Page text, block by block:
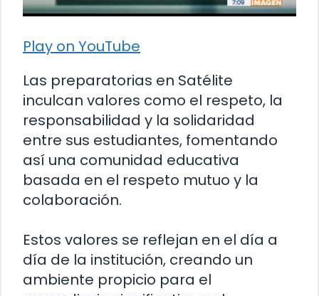
Play on YouTube
Las preparatorias en Satélite
inculcan valores como el respeto, la
responsabilidad y la solidaridad
entre sus estudiantes, fomentando
así una comunidad educativa
basada en el respeto mutuo y la
colaboración.
Estos valores se reflejan en el día a
día de la institución, creando un
ambiente propicio para el